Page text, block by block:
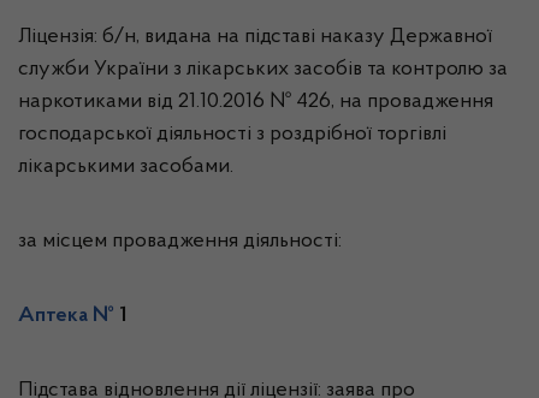
Ліцензія: б/н, видана на підставі наказу Державної
служби України з лікарських засобів та контролю за
наркотиками від 21.10.2016 № 426, на провадження
господарської діяльності з роздрібної торгівлі
лікарськими засобами.
за місцем провадження діяльності:
Аптека № 1
Підстава відновлення дії ліцензії: заява про